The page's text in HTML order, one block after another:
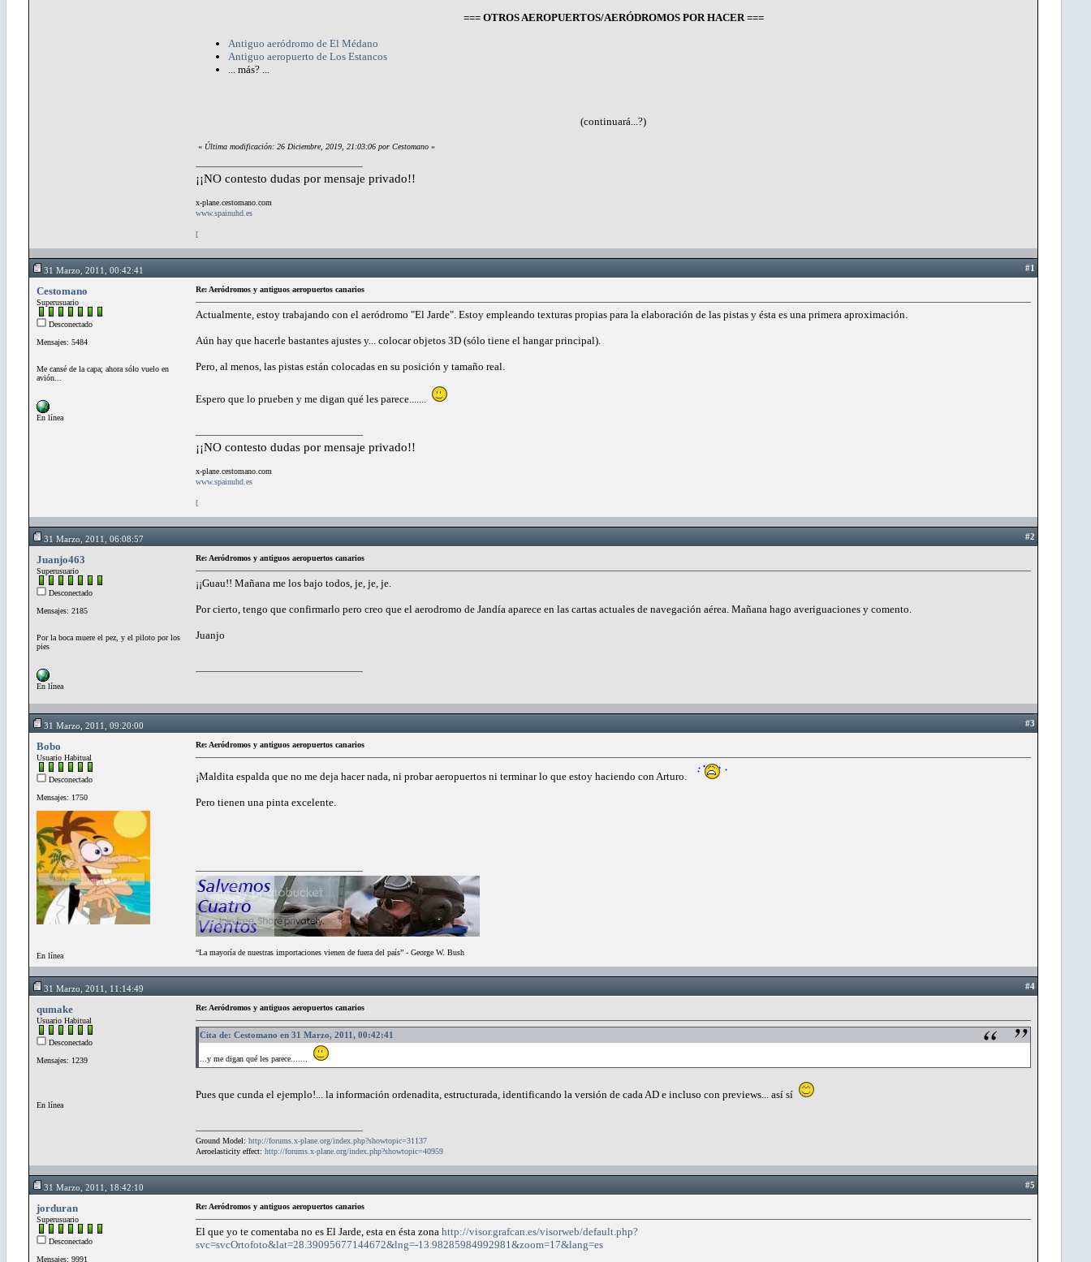
=== OTROS AEROPUERTOS/AERÓDROMOS POR HACER ===
Antiguo aeródromo de El Médano
Antiguo aeropuerto de Los Estancos
... más? ...
(continuará...?)
« Última modificación: 26 Diciembre, 2019, 21:03:06 por Cestomano »
¡¡NO contesto dudas por mensaje privado!!
x-plane.cestomano.com
www.spainuhd.es
[
31 Marzo, 2011, 00:42:41 #1
Cestomano
Superusuario
Desconectado
Mensajes: 5484
Me cansé de la capa; ahora sólo vuelo en
avión...
En línea
Re: Aeródromos y antiguos aeropuertos canarios
Actualmente, estoy trabajando con el aeródromo "El Jarde". Estoy empleando texturas propias para la elaboración de las pistas y ésta es una primera aproximación.
Aún hay que hacerle bastantes ajustes y... colocar objetos 3D (sólo tiene el hangar principal).
Pero, al menos, las pistas están colocadas en su posición y tamaño real.
Espero que lo prueben y me digan qué les parece.......
¡¡NO contesto dudas por mensaje privado!!
x-plane.cestomano.com
www.spainuhd.es
[
31 Marzo, 2011, 06:08:57 #2
Juanjo463
Superusuario
Desconectado
Mensajes: 2185
Por la boca muere el pez, y el piloto por los
pies
En línea
Re: Aeródromos y antiguos aeropuertos canarios
¡¡Guau!! Mañana me los bajo todos, je, je, je.
Por cierto, tengo que confirmarlo pero creo que el aerodromo de Jandía aparece en las cartas actuales de navegación aérea. Mañana hago averiguaciones y comento.
Juanjo
31 Marzo, 2011, 09:20:00 #3
Bobo
Usuario Habitual
Desconectado
Mensajes: 1750
En línea
Re: Aeródromos y antiguos aeropuertos canarios
¡Maldita espalda que no me deja hacer nada, ni probar aeropuertos ni terminar lo que estoy haciendo con Arturo.
Pero tienen una pinta excelente.
“La mayoría de nuestras importaciones vienen de fuera del país” - George W. Bush
31 Marzo, 2011, 11:14:49 #4
qumake
Usuario Habitual
Desconectado
Mensajes: 1239
En línea
Re: Aeródromos y antiguos aeropuertos canarios
Cita de: Cestomano en 31 Marzo, 2011, 00:42:41
...y me digan qué les parece.......
Pues que cunda el ejemplo!... la información ordenadita, estructurada, identificando la versión de cada AD e incluso con previews... así sí
Ground Model: http://forums.x-plane.org/index.php?showtopic=31137
Aeroelasticity effect: http://forums.x-plane.org/index.php?showtopic=40959
31 Marzo, 2011, 18:42:10 #5
jorduran
Superusuario
Desconectado
Mensajes: 9991
Re: Aeródromos y antiguos aeropuertos canarios
El que yo te comentaba no es El Jarde, esta en ésta zona http://visor.grafcan.es/visorweb/default.php?
svc=svcOrtofoto&lat=28.39095677144672&lng=-13.98285984992981&zoom=17&lang=es